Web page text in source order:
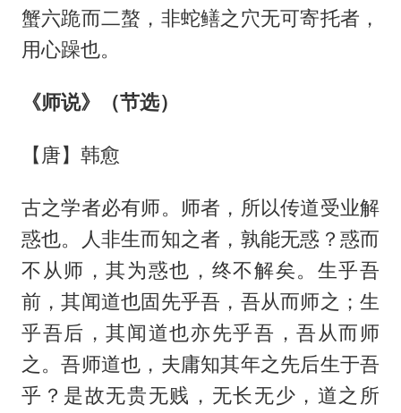
蟹六跪而二螯，非蛇鳝之穴无可寄托者，
用心躁也。
《师说》（节选）
【唐】韩愈
古之学者必有师。师者，所以传道受业解
惑也。人非生而知之者，孰能无惑？惑而
不从师，其为惑也，终不解矣。生乎吾
前，其闻道也固先乎吾，吾从而师之；生
乎吾后，其闻道也亦先乎吾，吾从而师
之。吾师道也，夫庸知其年之先后生于吾
乎？是故无贵无贱，无长无少，道之所